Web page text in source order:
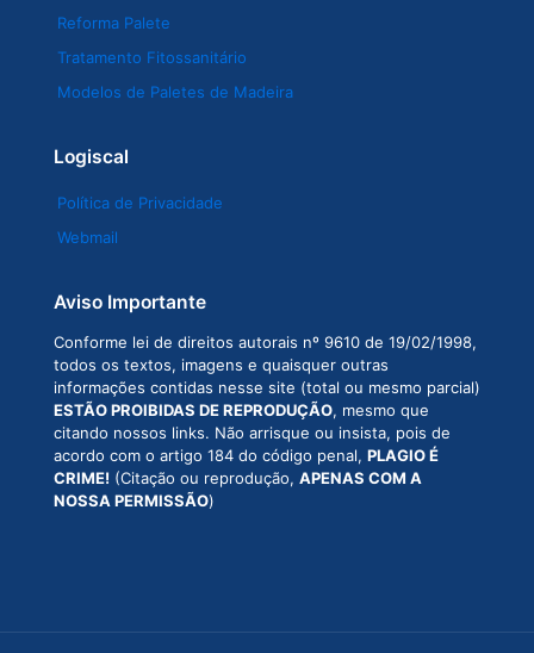
Reforma Palete
Tratamento Fitossanitário
Modelos de Paletes de Madeira
Logiscal
Política de Privacidade
Webmail
Aviso Importante
Conforme lei de direitos autorais nº 9610 de 19/02/1998,
todos os textos, imagens e quaisquer outras
informações contidas nesse site (total ou mesmo parcial)
ESTÃO PROIBIDAS DE REPRODUÇÃO, mesmo que
citando nossos links. Não arrisque ou insista, pois de
acordo com o artigo 184 do código penal, PLAGIO É
CRIME! (Citação ou reprodução, APENAS COM A
NOSSA PERMISSÃO)